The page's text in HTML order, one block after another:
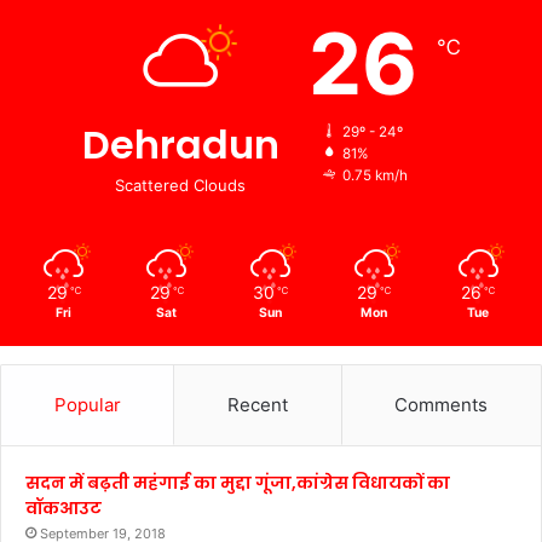
Dehradun
Scattered Clouds
26 ℃
29º - 24º
81%
0.75 km/h
29 ℃
Fri
29 ℃
Sat
30 ℃
Sun
29 ℃
Mon
26 ℃
Tue
Popular Recent Comments
सदन में बढ़ती महंगाई का मुद्दा गूंजा,कांग्रेस विधायकों का
वॉकआउट
September 19, 2018